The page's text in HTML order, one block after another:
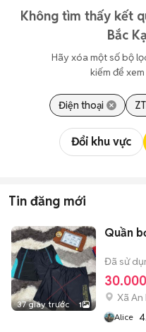
Không tìm thấy kết
Bắc
Hãy xóa một số bộ
kiếm để
Điện thoại
Đổi khu vực
Tin đăng mới
37 giây trước 1
Quần
Đã sử
Xã An
Alice